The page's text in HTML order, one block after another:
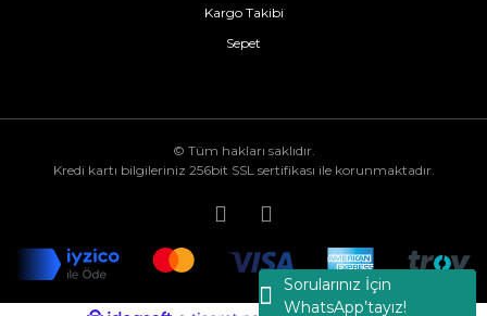
Sorularınız İçin
WhatsApp’tayız!
Kargo Takibi
Sepet
© Tüm hakları saklıdır.
Kredi kartı bilgileriniz 256bit SSL sertifikası ile korunmaktadır.